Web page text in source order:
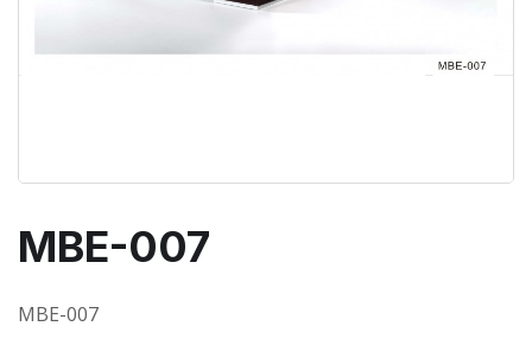
MBE-007
MBE-007